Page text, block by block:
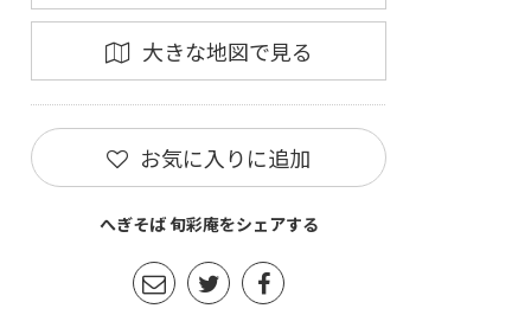
大きな地図で見る
お気に入りに追加
へぎそば 旬彩庵をシェアする